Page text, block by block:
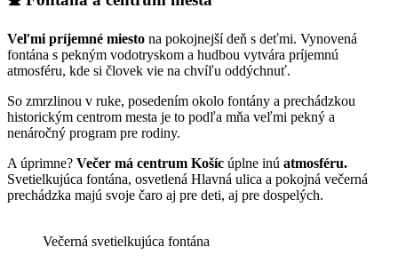
Veľmi príjemné miesto na pokojnejší deň s deťmi. Vynovená
fontána s pekným vodotryskom a hudbou vytvára príjemnú
atmosféru, kde si človek vie na chvíľu oddýchnuť.
So zmrzlinou v ruke, posedením okolo fontány a prechádzkou
historickým centrom mesta je to podľa mňa veľmi pekný a
nenáročný program pre rodiny.
A úprimne? Večer má centrum Košíc úplne inú atmosféru.
Svetielkujúca fontána, osvetlená Hlavná ulica a pokojná večerná
prechádzka majú svoje čaro aj pre deti, aj pre dospelých.
Večerná svetielkujúca fontána